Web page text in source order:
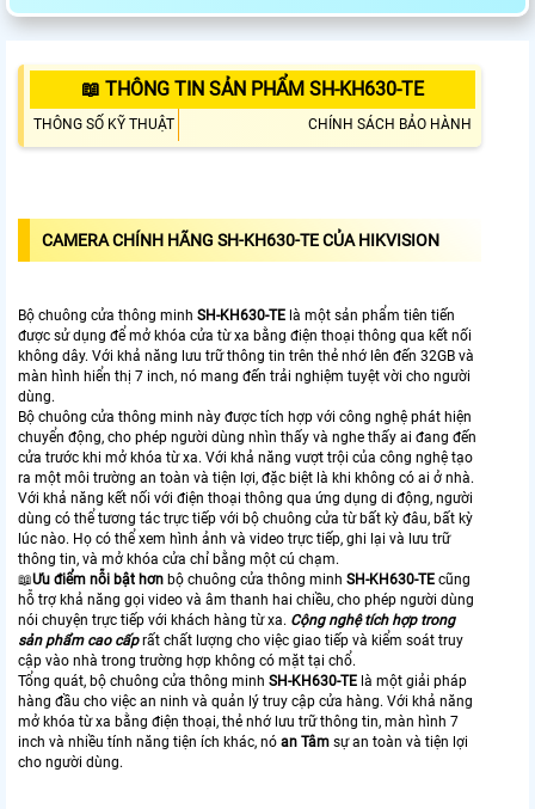
📖 THÔNG TIN SẢN PHẨM SH-KH630-TE
THÔNG SỐ KỸ THUẬT CHÍNH SÁCH BẢO HÀNH
CAMERA CHÍNH HÃNG SH-KH630-TECỦA HIKVISION
Bộ chuông cửa thông minh SH-KH630-TE là một sản phẩm tiên tiến
được sử dụng để mở khóa cửa từ xa bằng điện thoại thông qua kết nối
không dây. Với khả năng lưu trữ thông tin trên thẻ nhớ lên đến 32GB và
màn hình hiển thị 7 inch, nó mang đến trải nghiệm tuyệt vời cho người
dùng.
Bộ chuông cửa thông minh này được tích hợp với công nghệ phát hiện
chuyển động, cho phép người dùng nhìn thấy và nghe thấy ai đang đến
cửa trước khi mở khóa từ xa. Với khả năng vượt trội của công nghệ tạo
ra một môi trường an toàn và tiện lợi, đặc biệt là khi không có ai ở nhà.
Với khả năng kết nối với điện thoại thông qua ứng dụng di động, người
dùng có thể tương tác trực tiếp với bộ chuông cửa từ bất kỳ đâu, bất kỳ
lúc nào. Họ có thể xem hình ảnh và video trực tiếp, ghi lại và lưu trữ
thông tin, và mở khóa cửa chỉ bằng một cú chạm.
📖Ưu điểm nỗi bật hơn bộ chuông cửa thông minh SH-KH630-TE cũng
hỗ trợ khả năng gọi video và âm thanh hai chiều, cho phép người dùng
nói chuyện trực tiếp với khách hàng từ xa. Cộng nghệ tích hợp trong
sản phẩm cao cấprất chất lượng cho việc giao tiếp và kiểm soát truy
cập vào nhà trong trường hợp không có mặt tại chổ.
Tổng quát, bộ chuông cửa thông minh SH-KH630-TE là một giải pháp
hàng đầu cho việc an ninh và quản lý truy cập cửa hàng. Với khả năng
mở khóa từ xa bằng điện thoại, thẻ nhớ lưu trữ thông tin, màn hình 7
inch và nhiều tính năng tiện ích khác, nó an Tâm sự an toàn và tiện lợi
cho người dùng.